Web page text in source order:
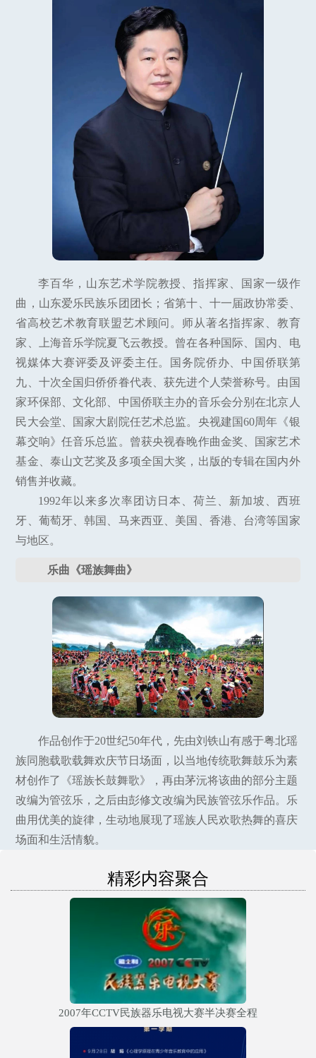
李百华，山东艺术学院教授、指挥家、国家一级作
曲，山东爱乐民族乐团团长；省第十、十一届政协常委、
省高校艺术教育联盟艺术顾问。师从著名指挥家、教育
家、上海音乐学院夏飞云教授。曾在各种国际、国内、电
视媒体大赛评委及评委主任。国务院侨办、中国侨联第
九、十次全国归侨侨眷代表、获先进个人荣誉称号。由国
家环保部、文化部、中国侨联主办的音乐会分别在北京人
民大会堂、国家大剧院任艺术总监。央视建国60周年《银
幕交响》任音乐总监。曾获央视春晚作曲金奖、国家艺术
基金、泰山文艺奖及多项全国大奖，出版的专辑在国内外
销售并收藏。
1992年以来多次率团访日本、荷兰、新加坡、西班
牙、葡萄牙、韩国、马来西亚、美国、香港、台湾等国家
与地区。
乐曲《瑶族舞曲》
作品创作于20世纪50年代，先由刘铁山有感于粤北瑶
族同胞载歌载舞欢庆节日场面，以当地传统歌舞鼓乐为素
材创作了《瑶族长鼓舞歌》，再由茅沅将该曲的部分主题
改编为管弦乐，之后由彭修文改编为民族管弦乐作品。乐
曲用优美的旋律，生动地展现了瑶族人民欢歌热舞的喜庆
场面和生活情貌。
精彩内容聚合
2007年CCTV民族器乐电视大赛半决赛全程